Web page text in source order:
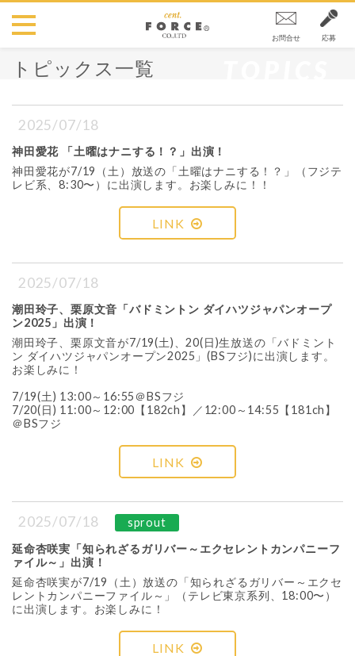
お問合せ 応募
トピックス一覧
2025/07/18
神田愛花 「土曜はナニする！？」出演！
神田愛花が7/19（土）放送の「土曜はナニする！？」（フジテ
レビ系、8:30〜）に出演します。お楽しみに！！
LINK
2025/07/18
潮田玲子、栗原文音「バドミントン ダイハツジャパンオープ
ン2025」出演！
潮田玲子、栗原文音が7/19(土)、20(日)生放送の「バドミント
ン ダイハツジャパンオープン2025」(BSフジ)に出演します。
お楽しみに！
7/19(土) 13:00～16:55＠BSフジ
7/20(日) 11:00～12:00【182ch】／12:00～14:55【181ch】
＠BSフジ
LINK
2025/07/18
sprout
延命杏咲実「知られざるガリバー～エクセレントカンパニーフ
ァイル～」出演！
延命杏咲実が7/19（土）放送の「知られざるガリバー～エクセ
レントカンパニーファイル～」（テレビ東京系列、18:00〜）
に出演します。お楽しみに！
LINK